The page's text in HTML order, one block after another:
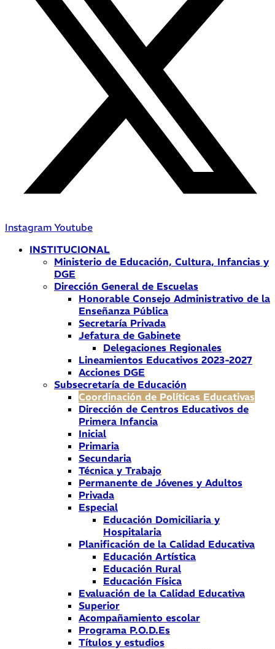
Instagram Youtube
INSTITUCIONAL
Ministerio de Educación, Cultura, Infancias y
DGE
Dirección General de Escuelas
Honorable Consejo Administrativo de la
Enseñanza Pública
Secretaría Privada
Jefatura de Gabinete
Delegaciones Regionales
Lineamientos Educativos 2023-2027
Acciones DGE
Subsecretaría de Educación
Coordinación de Políticas Educativas
Dirección de Centros Educativos de
Primera Infancia
Inicial
Primaria
Secundaria
Técnica y Trabajo
Permanente de Jóvenes y Adultos
Privada
Especial
Educación Domiciliaria y
Hospitalaria
Planificación de la Calidad Educativa
Educación Artística
Educación Rural
Educación Física
Evaluación de la Calidad Educativa
Superior
Acompañamiento escolar
Programa P.O.D.Es
Títulos y estudios